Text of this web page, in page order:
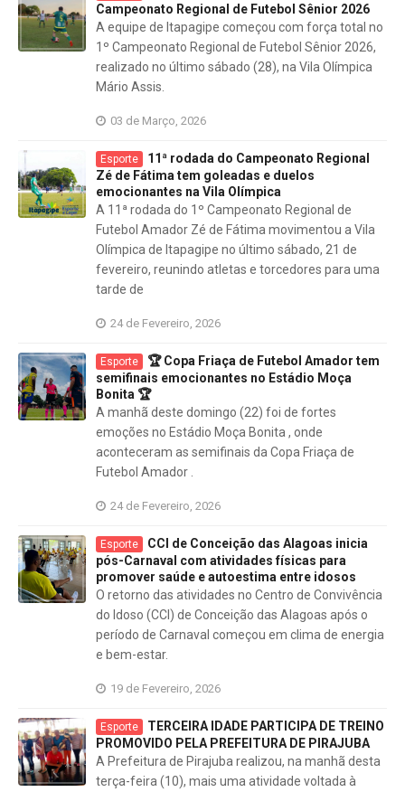
Campeonato Regional de Futebol Sênior 2026
A equipe de Itapagipe começou com força total no
1º Campeonato Regional de Futebol Sênior 2026,
realizado no último sábado (28), na Vila Olímpica
Mário Assis.
03 de Março, 2026
Esporte
11ª rodada do Campeonato Regional
Zé de Fátima tem goleadas e duelos
emocionantes na Vila Olímpica
A 11ª rodada do 1º Campeonato Regional de
Futebol Amador Zé de Fátima movimentou a Vila
Olímpica de Itapagipe no último sábado, 21 de
fevereiro, reunindo atletas e torcedores para uma
tarde de
24 de Fevereiro, 2026
Esporte
🏆 Copa Friaça de Futebol Amador tem
semifinais emocionantes no Estádio Moça
Bonita 🏆
A manhã deste domingo (22) foi de fortes
emoções no Estádio Moça Bonita , onde
aconteceram as semifinais da Copa Friaça de
Futebol Amador .
24 de Fevereiro, 2026
Esporte
CCI de Conceição das Alagoas inicia
pós-Carnaval com atividades físicas para
promover saúde e autoestima entre idosos
O retorno das atividades no Centro de Convivência
do Idoso (CCI) de Conceição das Alagoas após o
período de Carnaval começou em clima de energia
e bem-estar.
19 de Fevereiro, 2026
Esporte
TERCEIRA IDADE PARTICIPA DE TREINO
PROMOVIDO PELA PREFEITURA DE PIRAJUBA
A Prefeitura de Pirajuba realizou, na manhã desta
terça-feira (10), mais uma atividade voltada à